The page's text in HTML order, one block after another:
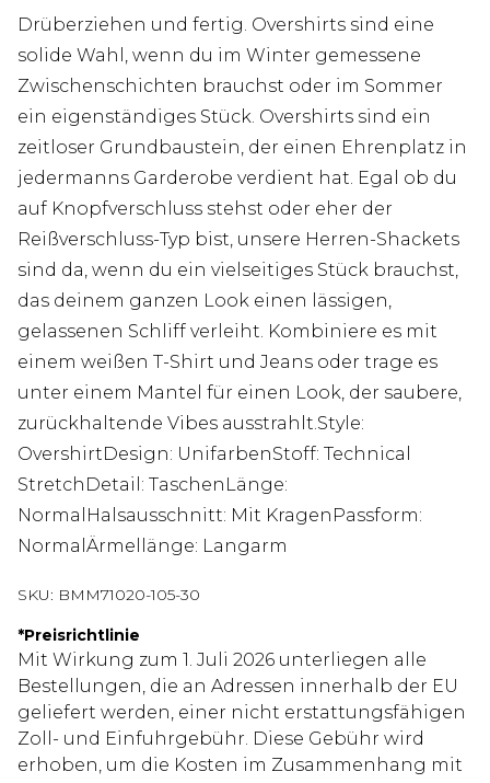
Drüberziehen und fertig. Overshirts sind eine
solide Wahl, wenn du im Winter gemessene
Zwischenschichten brauchst oder im Sommer
ein eigenständiges Stück. Overshirts sind ein
zeitloser Grundbaustein, der einen Ehrenplatz in
jedermanns Garderobe verdient hat. Egal ob du
auf Knopfverschluss stehst oder eher der
Reißverschluss-Typ bist, unsere Herren-Shackets
sind da, wenn du ein vielseitiges Stück brauchst,
das deinem ganzen Look einen lässigen,
gelassenen Schliff verleiht. Kombiniere es mit
einem weißen T-Shirt und Jeans oder trage es
unter einem Mantel für einen Look, der saubere,
zurückhaltende Vibes ausstrahlt.Style:
OvershirtDesign: UnifarbenStoff: Technical
StretchDetail: TaschenLänge:
NormalHalsausschnitt: Mit KragenPassform:
NormalÄrmellänge: Langarm
SKU: BMM71020-105-30
*Preisrichtlinie
Mit Wirkung zum 1. Juli 2026 unterliegen alle
Bestellungen, die an Adressen innerhalb der EU
geliefert werden, einer nicht erstattungsfähigen
Zoll- und Einfuhrgebühr. Diese Gebühr wird
erhoben, um die Kosten im Zusammenhang mit